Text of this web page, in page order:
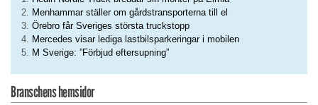
Menhammar ställer om gårdstransporterna till el
Örebro får Sveriges största truckstopp
Mercedes visar lediga lastbilsparkeringar i mobilen
M Sverige: ”Förbjud eftersupning”
Branschens hemsidor